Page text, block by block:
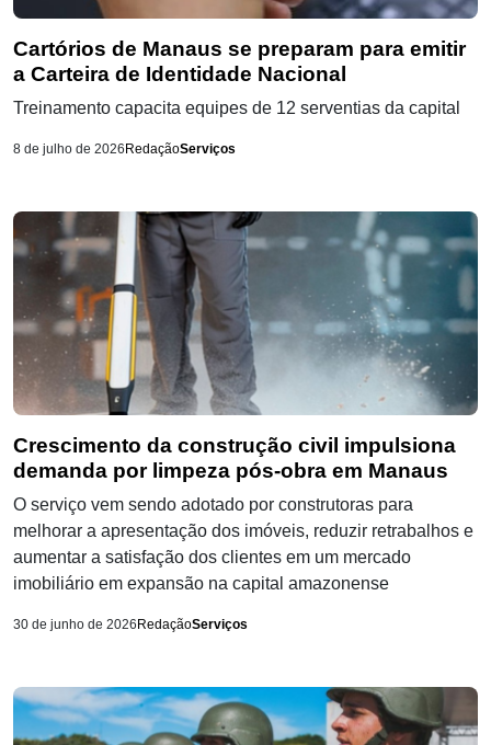
Cartórios de Manaus se preparam para emitir
a Carteira de Identidade Nacional
Treinamento capacita equipes de 12 serventias da capital
8 de julho de 2026 RedaçãoServiços
Crescimento da construção civil impulsiona
demanda por limpeza pós-obra em Manaus
O serviço vem sendo adotado por construtoras para
melhorar a apresentação dos imóveis, reduzir retrabalhos e
aumentar a satisfação dos clientes em um mercado
imobiliário em expansão na capital amazonense
30 de junho de 2026 RedaçãoServiços